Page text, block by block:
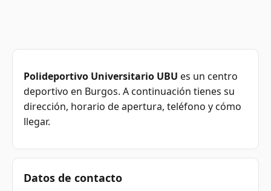
Polideportivo Universitario UBU es un centro
deportivo en Burgos. A continuación tienes su
dirección, horario de apertura, teléfono y cómo
llegar.
Datos de contacto